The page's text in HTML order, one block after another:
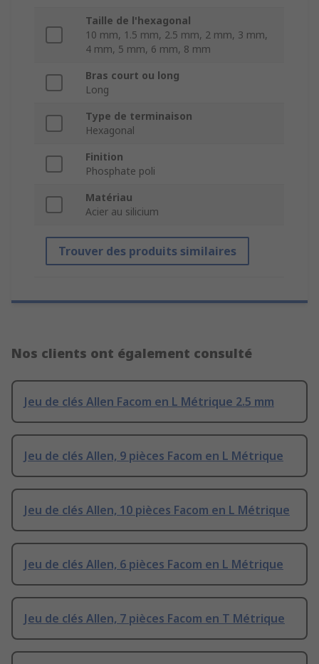
Taille de l'hexagonal
10 mm, 1.5 mm, 2.5 mm, 2 mm, 3 mm,
4 mm, 5 mm, 6 mm, 8 mm
Bras court ou long
Long
Type de terminaison
Hexagonal
Finition
Phosphate poli
Matériau
Acier au silicium
Trouver des produits similaires
Nos clients ont également consulté
Jeu de clés Allen Facom en L Métrique 2.5 mm
Jeu de clés Allen, 9 pièces Facom en L Métrique
Jeu de clés Allen, 10 pièces Facom en L Métrique
Jeu de clés Allen, 6 pièces Facom en L Métrique
Jeu de clés Allen, 7 pièces Facom en T Métrique